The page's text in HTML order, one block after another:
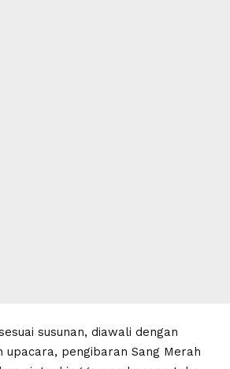
susunan, diawali dengan
upacara, pengibaran Sang Merah